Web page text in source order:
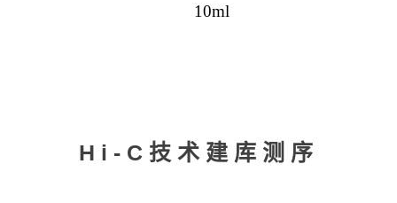
10ml
Hi-C技术建库测序